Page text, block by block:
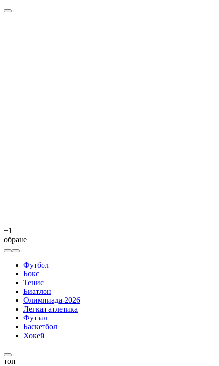
+1
обране
Футбол
Бокс
Тенис
Биатлон
Олимпиада-2026
Легкая атлетика
Футзал
Баскетбол
Хокей
топ